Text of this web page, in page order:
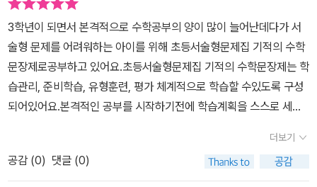
이 봤다고 해서 모두 수학 독해를 잘 하는 건아닌데 이것은 문제 속에
숨겨진 수학적 표현이나용어를 찾아 해석하는 능력이 필요하기 때문
이다 문장을 읽고 식으로 나타내고 반대로 주어진 식을 문장으로 읽
는 수학적 독해력을 키워야 한다 쓰는 것을 싫어하거나 알긴 알지만
머릿속의 내생각을 논리적으로 쓸 수 있어야 진짜 아는 것이다 이러
한 풀이과정을 논리적으로 쓸 수 있도록 도와주는 [기적의 수학 문장
며 완북 해야겠다체험 기회 주셔서 감사합니다 #도서협찬#체험후기
#도치맘#도치맘서평#길벗스쿨#초등수학#엄마표학습#수학문장제
했네요.​서술형으로 바로 시작하는 부분이 아니라개념을 우선 확인해
주고서술형을 풀어가니풀이할 때 좀더 나은 듯 싶더라구요.하루는 개
념을 확인하고 둘쨋날부터 다섯쨋날에는 대표 문장제를 익힌 후 실력
쌓기까지 풀어보게 되어 있도록짜여져 있어요.여섯째 날에는 서술형
평가식으로한 단원이 끝나더라구요.​몇번의 연습을 통해 해서 그런지
수학에 대한 자신감을 키워나가는 연습이필요하다고 많이 느꼈었는
데이제는 많이 좋아진 듯 하네요.서술형은 별표가 많았었거든요~지
레 겁먹고 어렵다고 느껴서그냥 넘겼던 서술형 문제들~​하루 학습량
학습 분량으로 부담없이 진행하기 좋아요!지문이 길면 아이들이 그냥
보기만해도 어려워요 ~ 하는데요ㅠㅠ그런 아이에게 식과 풀이가 술
술 써지는 절차학습법을 익혀주면 좋을거 같아요!아이들이 수학 문장
제에 겁을 내거나 쉽게 포기하지 않게 하기 위한 도서기적의 수학 문
장제 추천해봅니당 정답지도 이렇게 교재와 동일하게 작게 되어 있고
빨간색으로 정답부분이 적혀있어서 눈에 쉽게 들어와서 채점하기에
너무너무 좋아요~~~수학 독해력을 키우고 절차에 따라 풀이 과정을
논리적으로 쓰는 연습을 통해우리 아이들의 수학 서술형에 대비하면
3학년이 되면서 본격적으로 수학공부의 양이 많이 늘어난데다가 서
술형 문제를 어려워하는 아이를 위해 초등서술형문제집 기적의 수학
문장제로공부하고 있어요.초등서술형문제집 기적의 수학문장제는 학
습관리, 준비학습, 유형훈련, 평가 체계적으로 학습할 수있도록 구성
되어있어요.본격적인 공부를 시작하기전에 학습계획을 스스로 세워
서 날짜를 기록하고, 계획대로 잘 공부했는지 피드백해서 스스로 평
가를 하다보면 공부 습관도 잘 잡힐 수있어요.유형훈련문제마다 핵심
더보기
공감 (0) 댓글 (0)